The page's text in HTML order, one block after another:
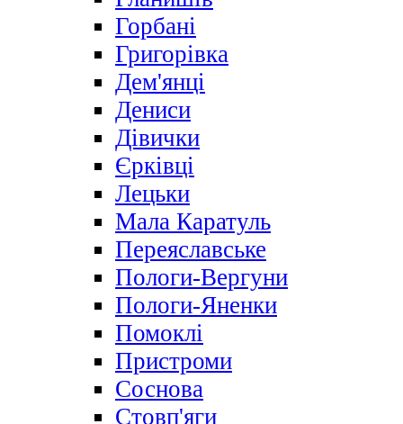
Горбані
Григорівка
Дем'янці
Дениси
Дівички
Єрківці
Лецьки
Мала Каратуль
Переяславське
Пологи-Вергуни
Пологи-Яненки
Помоклі
Пристроми
Соснова
Стовп'яги